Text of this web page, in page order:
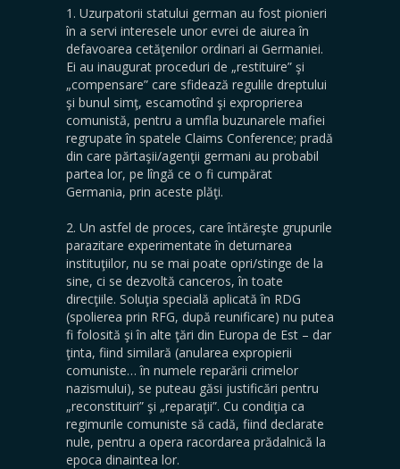
1. Uzurpatorii statului german au fost pionieri
în a servi interesele unor evrei de aiurea în
defavoarea cetăţenilor ordinari ai Germaniei.
Ei au inaugurat proceduri de „restituire” şi
„compensare” care sfidează regulile dreptului
şi bunul simţ, escamotînd şi exproprierea
comunistă, pentru a umfla buzunarele mafiei
regrupate în spatele Claims Conference; pradă
din care părtaşii/agenţii germani au probabil
partea lor, pe lîngă ce o fi cumpărat
Germania, prin aceste plăţi.
2. Un astfel de proces, care întăreşte grupurile
parazitare experimentate în deturnarea
instituţiilor, nu se mai poate opri/stinge de la
sine, ci se dezvoltă canceros, în toate
direcţiile. Soluţia specială aplicată în RDG
(spolierea prin RFG, după reunificare) nu putea
fi folosită şi în alte ţări din Europa de Est – dar
ţinta, fiind similară (anularea expropierii
comuniste… în numele reparării crimelor
nazismului), se puteau găsi justificări pentru
„reconstituiri” şi „reparaţii”. Cu condiţia ca
regimurile comuniste să cadă, fiind declarate
nule, pentru a opera racordarea prădalnică la
epoca dinaintea lor.